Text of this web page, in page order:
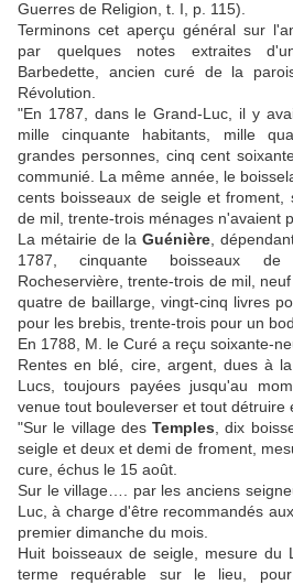
Guerres de Religion, t. I, p. 115).
Terminons cet aperçu général sur
par quelques notes extraites
Barbedette, ancien curé de la
Révolution.
"En 1787, dans le Grand-Luc, il y
mille cinquante habitants, mille
grandes personnes, cinq cent
communié. La même année, le
cents boisseaux de seigle et froment,
de mil, trente-trois ménages n'avaient
La métairie de laGuénière ,
1787, cinquante boisseaux
Rocheservière, trente-trois de mil,
quatre de baillarge, vingt-cinq livres
pour les brebis, trente-trois pour un
En 1788, M. le Curé a reçu soixante-
Rentes en blé, cire, argent, dues à
Lucs, toujours payées jusqu'au
venue tout bouleverser et tout détruire
"Sur le village desTemples , dix
seigle et deux et demi de froment,
cure, échus le 15 août.
Sur le village…. par les anciens
Luc, à charge d'être recommandés
premier dimanche du mois.
Huit boisseaux de seigle, mesure du
terme requérable sur le lieu,